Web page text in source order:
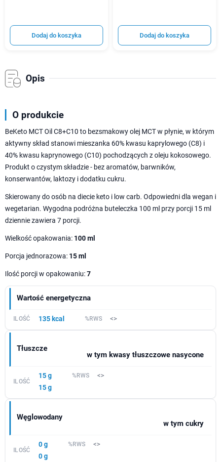
Dodaj do koszyka Dodaj do koszyka
Opis
O produkcie
BeKeto MCT Oil C8+C10 to bezsmakowy olej MCT w płynie, w którym
aktywny skład stanowi mieszanka 60% kwasu kaprylowego (C8) i
40% kwasu kaprynowego (C10) pochodzących z oleju kokosowego.
Produkt o czystym składzie - bez aromatów, barwników,
konserwantów, laktozy i dodatku cukru.
Skierowany do osób na diecie keto i low carb. Odpowiedni dla wegan i
wegetarian. Wygodna podróżna buteleczka 100 ml przy porcji 15 ml
dziennie zawiera 7 porcji.
Wielkość opakowania: 100 ml
Porcja jednorazowa: 15 ml
Ilość porcji w opakowaniu:7
Wartość energetyczna
135 kcal <>
Tłuszcze
w tym kwasy tłuszczowe nasycone
15 g
15 g
<>
Węglowodany
w tym cukry
0 g
0 g
<>